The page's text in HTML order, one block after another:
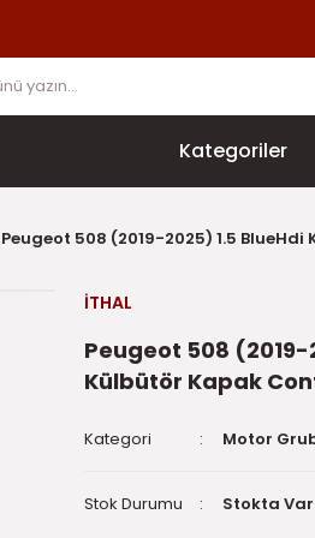
Kategoriler
Peugeot 508 (2019-2025) 1.5
İTHAL
Peugeot 508 (2019-
Külbütör Kapak
Kategori Motor
Stok Durumu Stokta Var